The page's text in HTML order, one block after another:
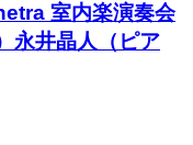
室内楽演奏会
永井晶人（ピア